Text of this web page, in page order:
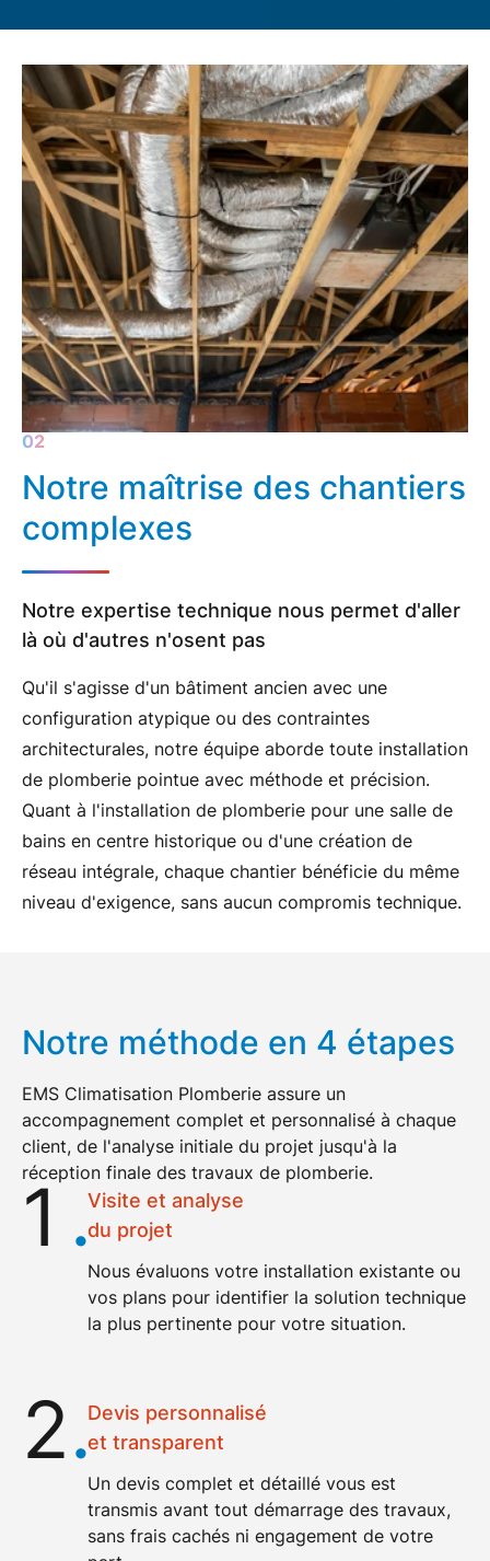
Notre maîtrise des chantiers
complexes
Notre expertise technique nous permet d'aller
là où d'autres n'osent pas
Qu'il s'agisse d'un bâtiment ancien avec une
configuration atypique ou des contraintes
architecturales, notre équipe aborde toute installation
de plomberie pointue avec méthode et précision.
Quant à l'installation de plomberie pour une salle de
bains en centre historique ou d'une création de
réseau intégrale, chaque chantier bénéficie du même
niveau d'exigence, sans aucun compromis technique.
Notre méthode en 4 étapes
EMS Climatisation Plomberie assure un
accompagnement complet et personnalisé à chaque
client, de l'analyse initiale du projet jusqu'à la
réception finale des travaux de plomberie.
1 .Visite et analyse
du projet
Nous évaluons votre installation existante ou
vos plans pour identifier la solution technique
la plus pertinente pour votre situation.
2.Devis personnalisé
et transparent
Un devis complet et détaillévous est
transmis avant tout démarrage des travaux,
sans frais cachés ni engagement de votre